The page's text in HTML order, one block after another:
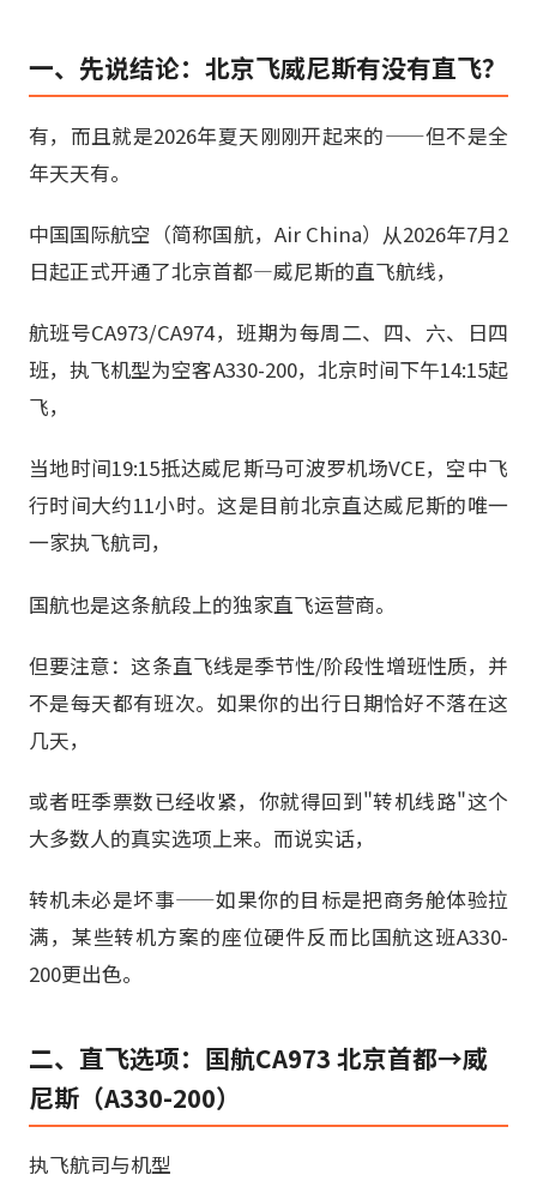
一、先说结论：北京飞威尼斯有没有直飞？
有，而且就是2026年夏天刚刚开起来的——但不是全
年天天有。
中国国际航空（简称国航，Air China）从2026年7月2
日起正式开通了北京首都—威尼斯的直飞航线，
航班号CA973/CA974，班期为每周二、四、六、日四
班，执飞机型为空客A330-200，北京时间下午14:15起
飞，
当地时间19:15抵达威尼斯马可波罗机场VCE，空中飞
行时间大约11小时。这是目前北京直达威尼斯的唯一
一家执飞航司，
国航也是这条航段上的独家直飞运营商。
但要注意：这条直飞线是季节性/阶段性增班性质，并
不是每天都有班次。如果你的出行日期恰好不落在这
几天，
或者旺季票数已经收紧，你就得回到"转机线路"这个
大多数人的真实选项上来。而说实话，
转机未必是坏事——如果你的目标是把商务舱体验拉
满，某些转机方案的座位硬件反而比国航这班A330-
200更出色。
二、直飞选项：国航CA973 北京首都→威
尼斯（A330-200）
执飞航司与机型